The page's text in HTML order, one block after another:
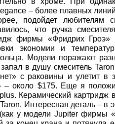
– более плавных
подойдет любителям
что ручка
фирмы «Фридрих Гроэ»
экономии и
Модели поражают
в душу смеситель
с раковины и улетит в
– около $175. Еще я
Керамический картридж
Интересная деталь – в
у модели Jupiter фирмы